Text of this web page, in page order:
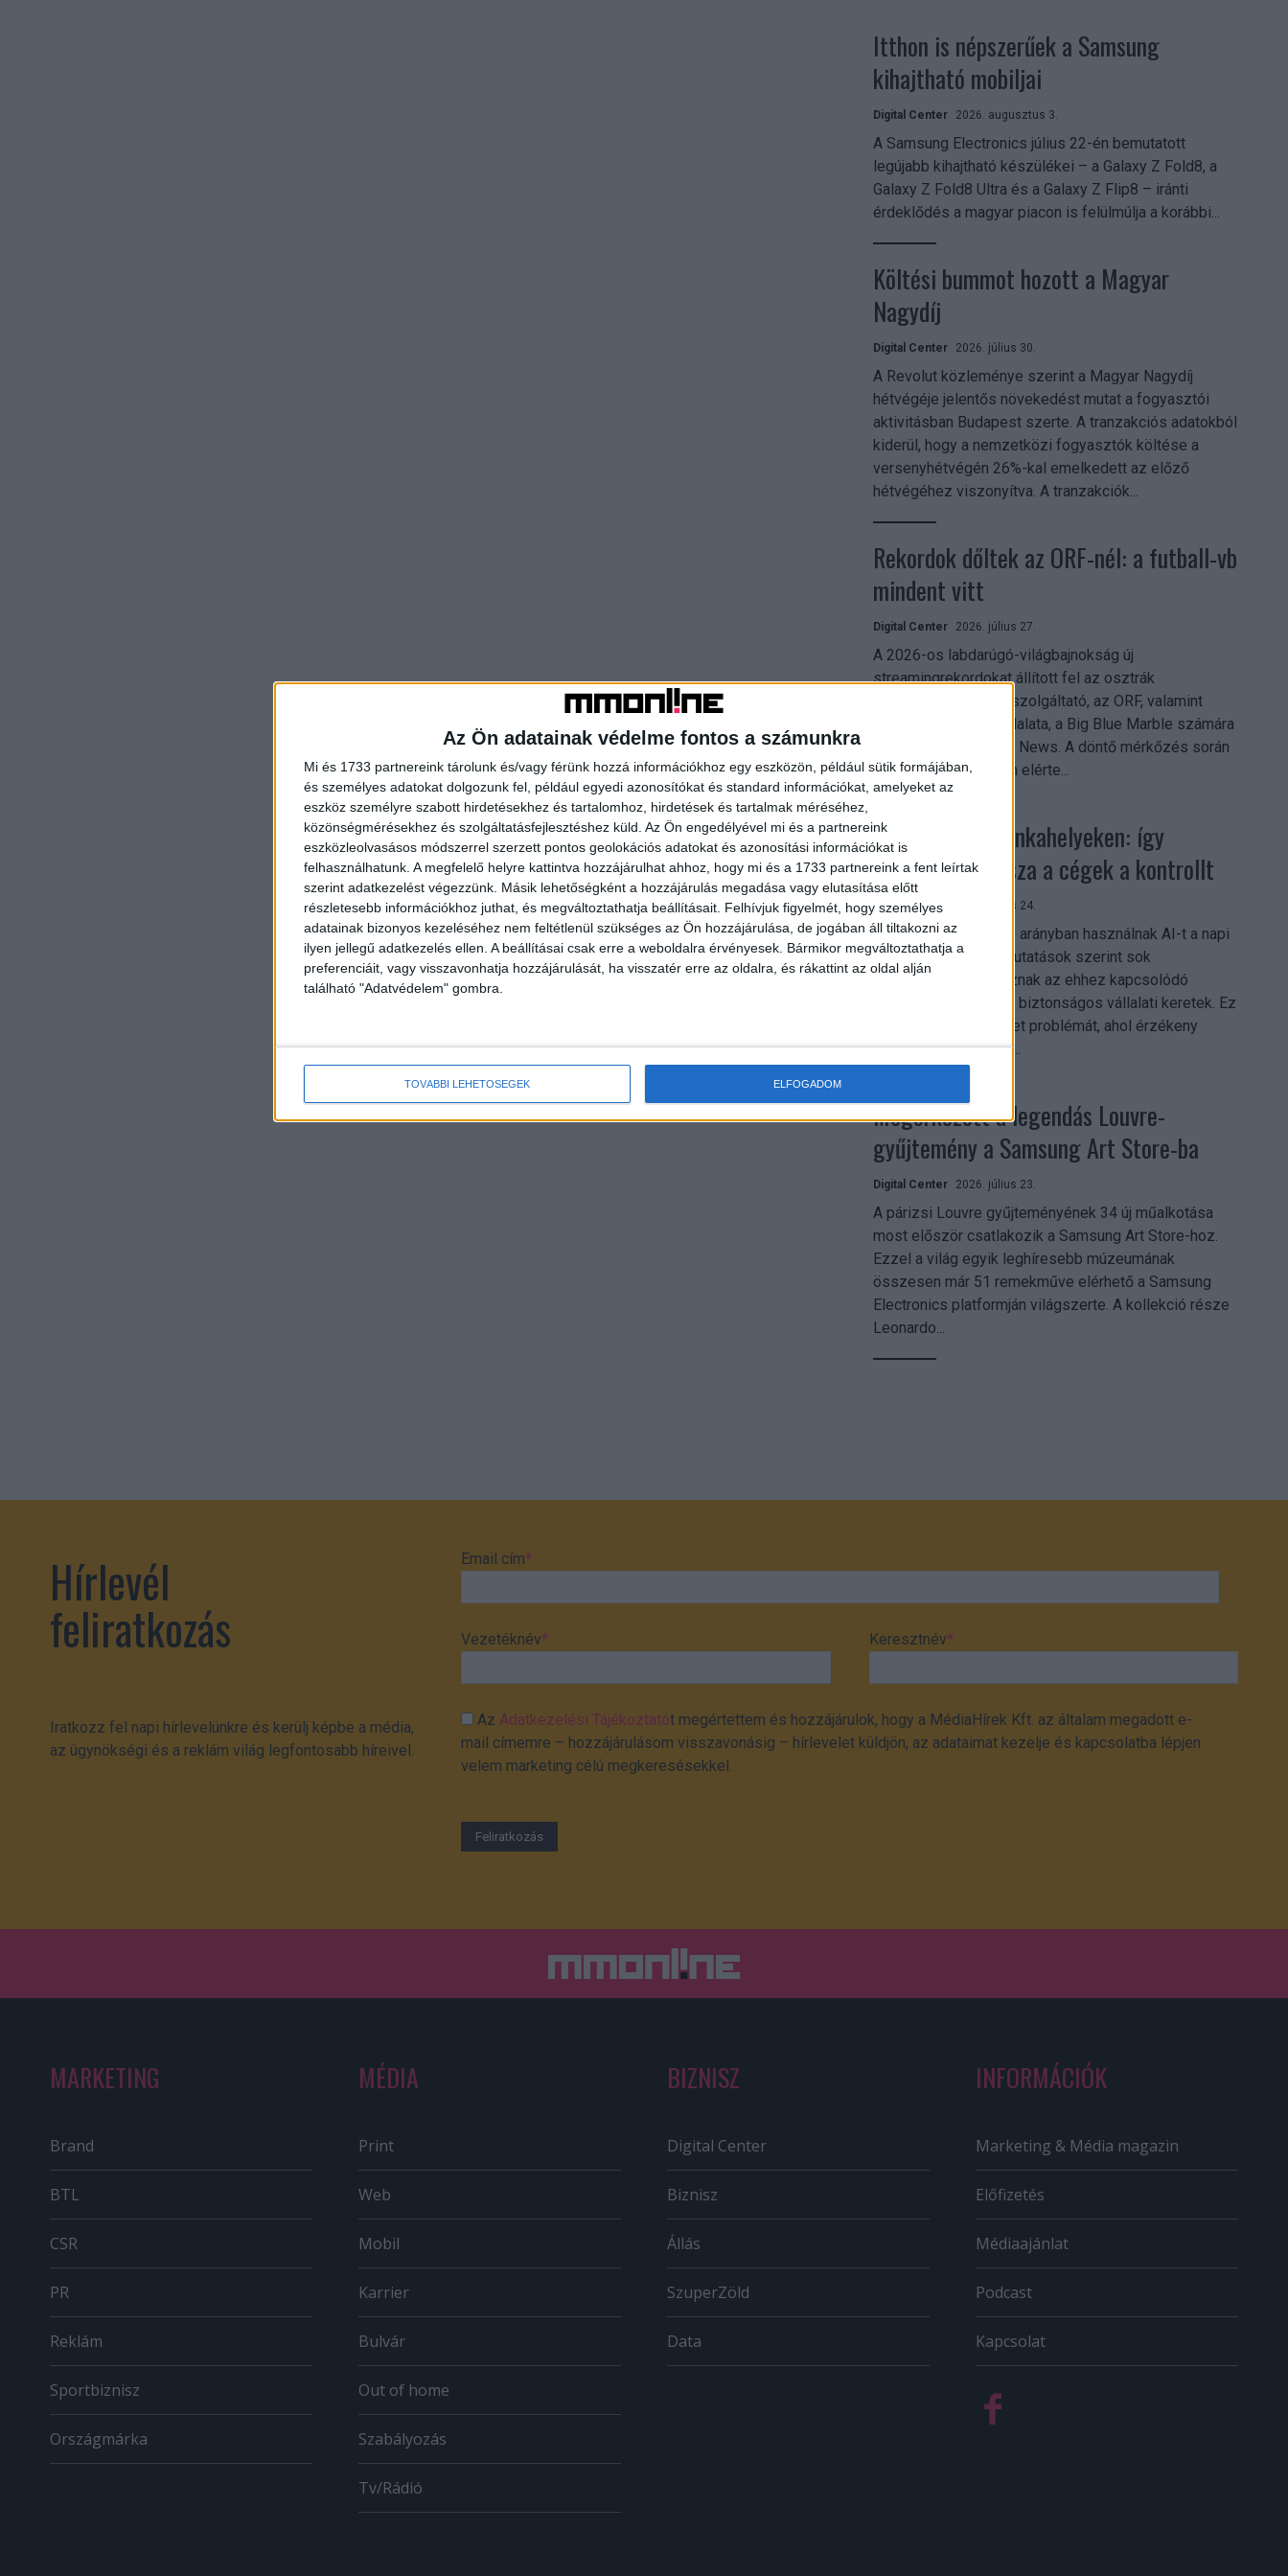
Az Ön adatainak védelme fontos a számunkra
Mi és 1733 partnereink tárolunk és/vagy férünk hozzá információkhoz egy eszközön, például sütik formájában,
és személyes adatokat dolgozunk fel, például egyedi azonosítókat és standard információkat, amelyeket az
eszköz személyre szabott hirdetésekhez és tartalomhoz, hirdetések és tartalmak méréséhez,
közönségmérésekhez és szolgáltatásfejlesztéshez küld. Az Ön engedélyével mi és a partnereink
eszközleolvasásos módszerrel szerzett pontos geolokációs adatokat és azonosítási információkat is
felhasználhatunk. A megfelelő helyre kattintva hozzájárulhat ahhoz, hogy mi és a 1733 partnereink a fent leírtak
szerint adatkezelést végezzünk. Másik lehetőségként a hozzájárulás megadása vagy elutasítása előtt
részletesebb információkhoz juthat, és megváltoztathatja beállításait. Felhívjuk figyelmét, hogy személyes
adatainak bizonyos kezeléséhez nem feltétlenül szükséges az Ön hozzájárulása, de jogában áll tiltakozni az
ilyen jellegű adatkezelés ellen. A beállításai csak erre a weboldalra érvényesek. Bármikor megváltoztathatja a
preferenciáit, vagy visszavonhatja hozzájárulását, ha visszatér erre az oldalra, és rákattint az oldal alján
található "Adatvédelem" gombra.
TOVÁBBI LEHETŐSÉGEK ELFOGADOM
Itthon is népszerűek a Samsung
kihajtható mobiljai
Digital Center 2026. augusztus 3.
A Samsung Electronics július 22-én bemutatott
legújabb kihajtható készülékei – a Galaxy Z Fold8, a
Galaxy Z Fold8 Ultra és a Galaxy Z Flip8 – iránti
érdeklődés a magyar piacon is felülmúlja a korábbi...
Költési bummot hozott a Magyar
Nagydíj
Digital Center 2026. július 30.
A Revolut közleménye szerint a Magyar Nagydíj
hétvégéje jelentős növekedést mutat a fogyasztói
aktivitásban Budapest szerte. A tranzakciós adatokból
kiderül, hogy a nemzetközi fogyasztók költése a
versenyhétvégén 26%-kal emelkedett az előző
hétvégéhez viszonyítva. A tranzakciók...
Rekordok dőltek az ORF-nél: a futball-vb
mindent vitt
Digital Center 2026. július 27.
A 2026-os labdarúgó-világbajnokság új
streamingrekordokat állított fel az osztrák
közszolgálati műsorszolgáltató, az ORF, valamint
technológiai leányvállalata, a Big Blue Marble számára
– írja a Broadband TV News. A döntő mérkőzés során
az átlagos nézőszám elérte...
Shadow AI a munkahelyeken: így
szerezhetik vissza a cégek a kontrollt
Digital Center 2026. július 24.
A munkavállalók nagy arányban használnak AI-t a napi
munkában, ám friss kutatások szerint sok
szervezetnél hiányoznak az ehhez kapcsolódó
világos irányelvek és biztonságos vállalati keretek. Ez
különösen ott jelenthet problémát, ahol érzékeny
üzleti információkkal...
Megérkezett a legendás Louvre-
gyűjtemény a Samsung Art Store-ba
Digital Center 2026. július 23.
A párizsi Louvre gyűjteményének 34 új műalkotása
most először csatlakozik a Samsung Art Store-hoz.
Ezzel a világ egyik leghíresebb múzeumának
összesen már 51 remekműve elérhető a Samsung
Electronics platformján világszerte. A kollekció része
Leonardo...
Hírlevél
feliratkozás
Iratkozz fel napi hírlevelünkre és kerülj képbe a média,
az ügynökségi és a reklám világ legfontosabb híreivel.
Email cím*
Vezetéknév* Keresztnév*
AzAdatkezelési Tájékoztatót megértettem és hozzájárulok, hogy a MédiaHírek Kft. az általam megadott e-
mail címemre – hozzájárulásom visszavonásig – hírlevelet küldjön, az adataimat kezelje és kapcsolatba lépjen
velem marketing célú megkeresésekkel.
MARKETING
Brand
BTL
CSR
PR
Reklám
Sportbiznisz
Országmárka
MÉDIA
Print
Web
Mobil
Karrier
Bulvár
Out of home
Szabályozás
Tv/Rádió
BIZNISZ
Digital Center
Biznisz
Állás
SzuperZöld
Data
INFORMÁCIÓK
Marketing & Média magazin
Előfizetés
Médiaajánlat
Podcast
Kapcsolat